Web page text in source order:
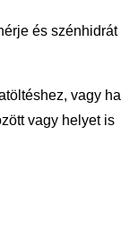
és szénhidrát
vagy ha
vagy helyet is